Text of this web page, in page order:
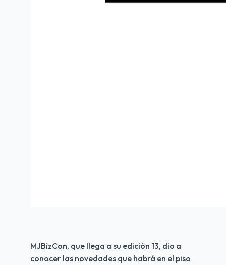
MJBizCon, que llega a su edición 13, dio a
conocer las novedades que habrá en el piso